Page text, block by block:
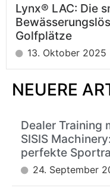
Lynx® LAC: Die
Golfplätze
13. Oktober 2025
NEUERE
Dealer Training
SISIS
perfekte
24. September